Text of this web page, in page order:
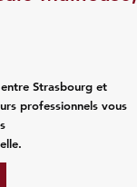
Strasbourg et
professionnels vous